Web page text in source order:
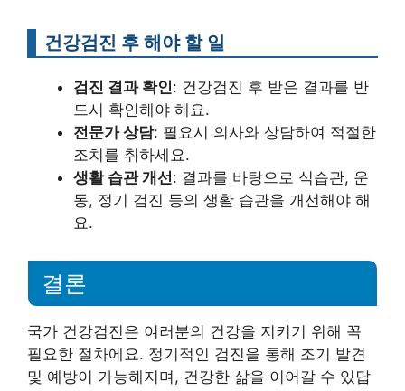
건강검진 후 해야 할 일
검진 결과 확인: 건강검진 후 받은 결과를 반
드시 확인해야 해요.
전문가 상담: 필요시 의사와 상담하여 적절한
조치를 취하세요.
생활 습관 개선: 결과를 바탕으로 식습관, 운
동, 정기 검진 등의 생활 습관을 개선해야 해
요.
결론
국가 건강검진은 여러분의 건강을 지키기 위해 꼭
필요한 절차에요. 정기적인 검진을 통해 조기 발견
및 예방이 가능해지며, 건강한 삶을 이어갈 수 있답